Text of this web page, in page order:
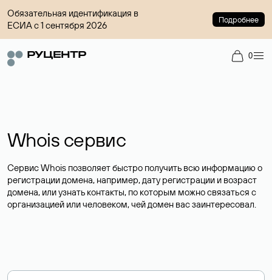
Обязательная идентификация в
ЕСИА с 1 сентября 2026
Подробнее
0
Whois сервис
Сервис Whois позволяет быстро получить всю информацию о
регистрации домена, например, дату регистрации и возраст
домена, или узнать контакты, по которым можно связаться с
организацией или человеком, чей домен вас заинтересовал.